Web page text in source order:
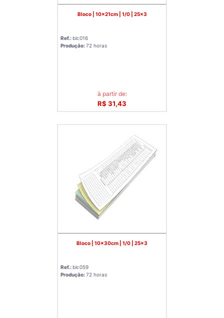
Bloco | 10x21cm | 1/0 | 25x3
Ref.: blc016
Produção:72 horas
à partir de:
R$ 31,43
Bloco | 10x30cm | 1/0 | 25x3
Ref.: blc059
Produção:72 horas